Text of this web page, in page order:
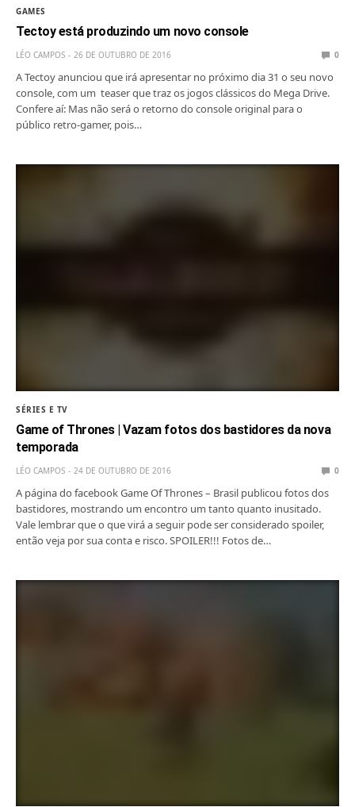
GAMES
Tectoy está produzindo um novo console
LÉO CAMPOS 26 DE OUTUBRO DE 2016 0
A Tectoy anunciou que irá apresentar no próximo dia 31 o seu novo
console, com um teaser que traz os jogos clássicos do Mega Drive.
Confere aí: Mas não será o retorno do console original para o
público retro-gamer, pois…
SÉRIES E TV
Game of Thrones | Vazam fotos dos bastidores da nova
temporada
LÉO CAMPOS 24 DE OUTUBRO DE 2016 0
A página do facebook Game Of Thrones – Brasil publicou fotos dos
bastidores, mostrando um encontro um tanto quanto inusitado.
Vale lembrar que o que virá a seguir pode ser considerado spoiler,
então veja por sua conta e risco. SPOILER!!! Fotos de…